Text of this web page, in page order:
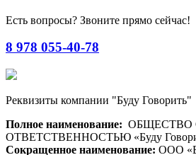
Есть вопросы? Звоните прямо сейчас!
8 978 055-40-78
Реквизиты компании "Буду Говорить"
Полное наименование: ОБЩЕСТВО
ОТВЕТСТВЕННОСТЬЮ «Буду
Сокращенное наименование: ООО